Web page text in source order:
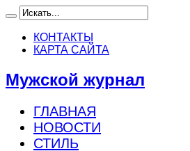
КОНТАКТЫ
КАРТА САЙТА
Мужской журнал
ГЛАВНАЯ
НОВОСТИ
СТИЛЬ